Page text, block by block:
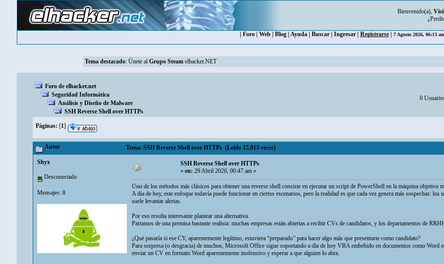
Bienvenido(a),
Foro| Web| Blog| Ayuda| Buscar| Ingresar| Registrarse| 7 Agosto 2026, 06:13
Tema destacado: Únete al Grupo Steam elhacker.NET
Foro de elhacker.net
Seguridad Informática
Análisis y Diseño de Malware
SSH Reverse Shell over HTTPs
0
Páginas: [1]
Autor Tema: SSH Reverse Shell over HTTPs (Leído 15,013 veces)
Shyx
Desconectado
Mensajes: 8
SSH Reverse Shell over HTTPs
«en:29 Abril 2026, 00:47 am »
Uno de los métodos más clásicos para obtener una reverse shell consiste en ejecutar un script de PowerShell en la máquina objetivo
A día de hoy, este enfoque todavía puede funcionar en ciertos escenarios, pero la realidad es que cada vez genera más sospechas:
suele levantar alertas.
Por eso resulta interesante plantear una alternativa.
Partamos de una premisa bastante realista: muchas empresas están abiertas a recibir CVs de candidatos, y los departamentos de
¿Qué pasaría si ese CV, aparentemente legítimo, estuviera “preparado” para hacer algo más que presentarte como candidato?
Para sorpresa (o desgracia) de muchos, Microsoft Office sigue soportando a día de hoy VBA embebido en documentos como Word
enviar un CV en formato Word aparentemente inofensivo y esperar a que alguien lo abra.